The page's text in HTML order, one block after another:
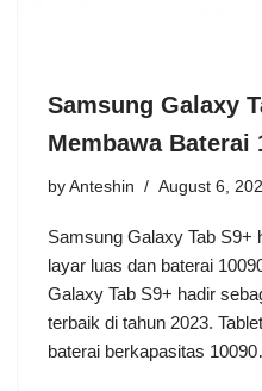
Samsung Galaxy
Membawa Baterai
by Anteshin August 6,
Samsung Galaxy Tab S9+
layar luas dan baterai
Galaxy Tab S9+ hadir
terbaik di tahun 2023.
baterai berkapasitas